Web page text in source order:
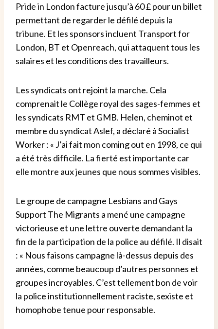
Pride in London facture jusqu’à 60 £ pour un billet
permettant de regarder le défilé depuis la
tribune. Et les sponsors incluent Transport for
London, BT et Openreach, qui attaquent tous les
salaires et les conditions des travailleurs.
Les syndicats ont rejoint la marche. Cela
comprenait le Collège royal des sages-femmes et
les syndicats RMT et GMB. Helen, cheminot et
membre du syndicat Aslef, a déclaré à Socialist
Worker : « J’ai fait mon coming out en 1998, ce qui
a été très difficile. La fierté est importante car
elle montre aux jeunes que nous sommes visibles.
Le groupe de campagne Lesbians and Gays
Support The Migrants a mené une campagne
victorieuse et une lettre ouverte demandant la
fin de la participation de la police au défilé. Il disait
: « Nous faisons campagne là-dessus depuis des
années, comme beaucoup d’autres personnes et
groupes incroyables. C’est tellement bon de voir
la police institutionnellement raciste, sexiste et
homophobe tenue pour responsable.